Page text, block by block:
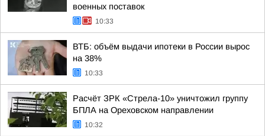
военных поставок
10:33
ВТБ: объём выдачи ипотеки в России вырос
на 38%
10:33
Расчёт ЗРК «Стрела-10» уничтожил группу
БПЛА на Ореховском направлении
10:32